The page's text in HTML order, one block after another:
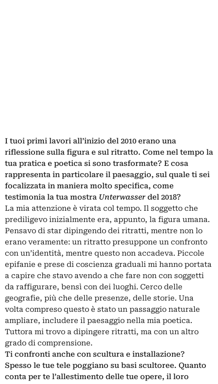
I tuoi primi lavori all’inizio del 2010 erano una
riflessione sulla figura e sul ritratto. Come nel tempo la
tua pratica e poetica si sono trasformate? E cosa
rappresenta in particolare il paesaggio, sul quale ti sei
focalizzata in maniera molto specifica, come
testimonia la tua mostra Unterwasser del 2018?
La mia attenzione è virata col tempo. Il soggetto che
prediligevo inizialmente era, appunto, la figura umana.
Pensavo di star dipingendo dei ritratti, mentre non lo
erano veramente: un ritratto presuppone un confronto
con un’identità, mentre questo non accadeva. Piccole
epifanie e prese di coscienza graduali mi hanno portata
a capire che stavo avendo a che fare non con soggetti
da raffigurare, bensì con dei luoghi. Cerco delle
geografie, più che delle presenze, delle storie. Una
volta compreso questo è stato un passaggio naturale
ampliare, includere il paesaggio nella mia poetica.
Tuttora mi trovo a dipingere ritratti, ma con un altro
grado di comprensione.
Ti confronti anche con scultura e installazione?
Spesso le tue tele poggiano su basi scultoree. Quanto
conta per te l’allestimento delle tue opere, il loro